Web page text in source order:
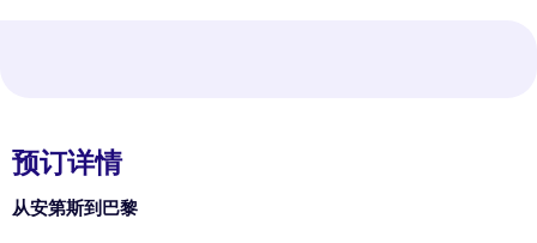
预订详情
从安第斯到巴黎